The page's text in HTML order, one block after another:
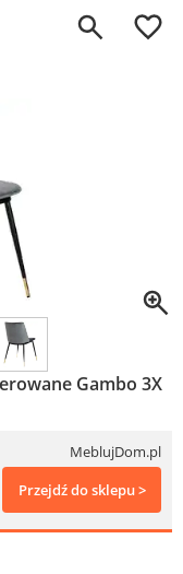
0
Gambo 3X
MeblujDom.pl
Przejdź do sklepu >